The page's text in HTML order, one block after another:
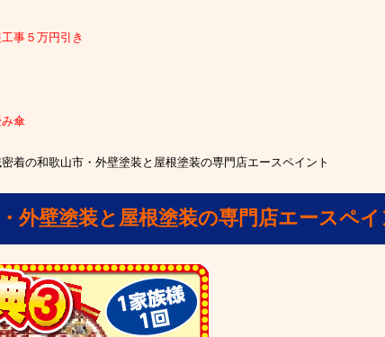
事５万円引き
傘
着の和歌山市・外壁塗装と屋根塗装の専門店エースペイント
外壁塗装と屋根塗装の専門店エースペ